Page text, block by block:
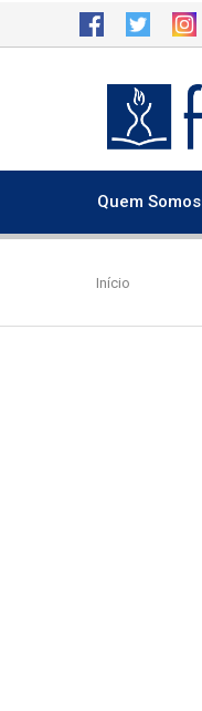
Quem Somos
principal
Início